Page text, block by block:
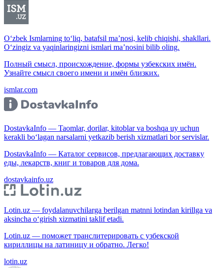
O‘zbek Ismlarning to‘liq, batafsil ma’nosi, kelib chiqishi, shakllari.
O‘zingiz va yaqinlaringizni ismlari ma’nosini bilib oling.
Полный смысл, происхождение, формы узбекских имён.
Узнайте смысл своего имени и имён близких.
ismlar.com
DostavkaInfo — Taomlar, dorilar, kitoblar va boshqa uy uchun
kerakli bo‘lagan narsalarni yetkazib berish xizmatlari bor servislar.
DostavkaInfo — Каталог сервисов, предлагающих доставку
еды, лекарств, книг и товаров для дома.
dostavkainfo.uz
Lotin.uz — foydalanuvchilarga berilgan matnni lotindan kirillga va
aksincha o‘girish xizmatini taklif etadi.
Lotin.uz — поможет транслитерировать с узбекской
кириллицы на латиницу и обратно. Легко!
lotin.uz